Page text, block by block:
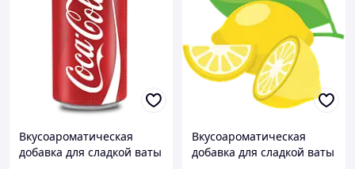
Вкусоароматическая
добавка для сладкой ваты
Вкусоароматическая
добавка для сладкой ваты